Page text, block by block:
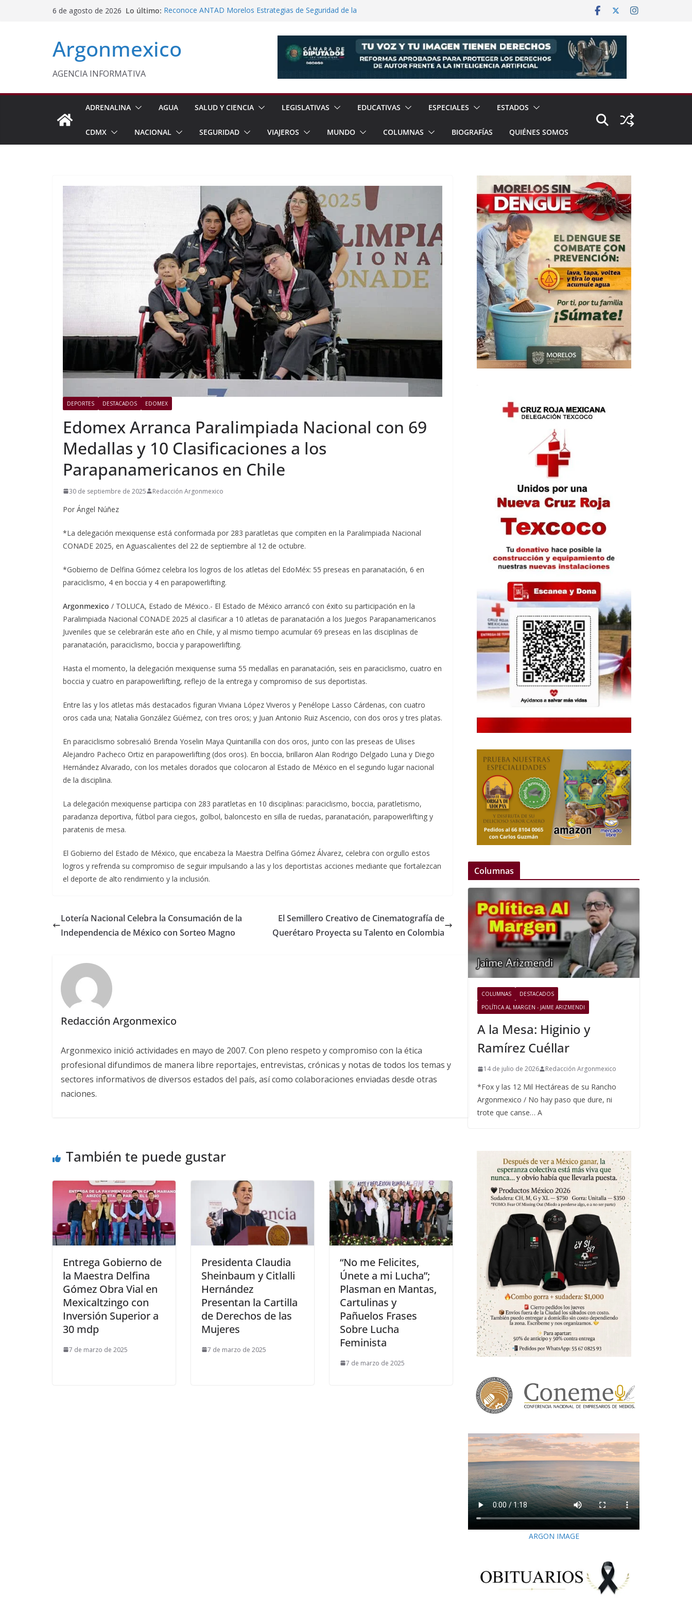
6 de agosto de 2026 Lo último: Reconoce ANTAD Morelos Estrategias de Seguridad de la
Vinculan a Proceso a Cuatro Sujetos por Robo Violento de
Javier Saldaña Fortalece Aspiración con Multitudinario Evento
Argonmexico
AGENCIA INFORMATIVA
ADRENALINA AGUA SALUD Y CIENCIA LEGISLATIVAS EDUCATIVAS ESPECIALES ESTADOS
CDMX NACIONAL SEGURIDAD VIAJEROS MUNDO COLUMNAS BIOGRAFÍAS QUIÉNES SOMOS
DEPORTES DESTACADOS EDOMEX
Edomex Arranca Paralimpiada Nacional con 69
Medallas y 10 Clasificaciones a los
Parapanamericanos en Chile
30 de septiembre de 2025 Redacción Argonmexico
Por Ángel Núñez
*La delegación mexiquense está conformada por 283 paratletas que compiten en la Paralimpiada Nacional
CONADE 2025, en Aguascalientes del 22 de septiembre al 12 de octubre.
*Gobierno de Delfina Gómez celebra los logros de los atletas del EdoMéx: 55 preseas en paranatación, 6 en
paraciclismo, 4 en boccia y 4 en parapowerlifting.
Argonmexico / TOLUCA, Estado de México.- El Estado de México arrancó con éxito su participación en la
Paralimpiada Nacional CONADE 2025 al clasificar a 10 atletas de paranatación a los Juegos Parapanamericanos
Juveniles que se celebrarán este año en Chile, y al mismo tiempo acumular 69 preseas en las disciplinas de
paranatación, paraciclismo, boccia y parapowerlifting.
Hasta el momento, la delegación mexiquense suma 55 medallas en paranatación, seis en paraciclismo, cuatro en
boccia y cuatro en parapowerlifting, reflejo de la entrega y compromiso de sus deportistas.
Entre las y los atletas más destacados figuran Viviana López Viveros y Penélope Lasso Cárdenas, con cuatro
oros cada una; Natalia González Güémez, con tres oros; y Juan Antonio Ruiz Ascencio, con dos oros y tres platas.
En paraciclismo sobresalió Brenda Yoselin Maya Quintanilla con dos oros, junto con las preseas de Ulises
Alejandro Pacheco Ortiz en parapowerlifting (dos oros). En boccia, brillaron Alan Rodrigo Delgado Luna y Diego
Hernández Alvarado, con los metales dorados que colocaron al Estado de México en el segundo lugar nacional
de la disciplina.
La delegación mexiquense participa con 283 paratletas en 10 disciplinas: paraciclismo, boccia, paratletismo,
paradanza deportiva, fútbol para ciegos, golbol, baloncesto en silla de ruedas, paranatación, parapowerlifting y
paratenis de mesa.
El Gobierno del Estado de México, que encabeza la Maestra Delfina Gómez Álvarez, celebra con orgullo estos
logros y refrenda su compromiso de seguir impulsando a las y los deportistas acciones mediante que fortalezcan
el deporte de alto rendimiento y la inclusión.
Lotería Nacional Celebra la Consumación de la
Independencia de México con Sorteo Magno
El Semillero Creativo de Cinematografía de
Querétaro Proyecta su Talento en Colombia
Redacción Argonmexico
Argonmexico inició actividades en mayo de 2007. Con pleno respeto y compromiso con la ética
profesional difundimos de manera libre reportajes, entrevistas, crónicas y notas de todos los temas y
sectores informativos de diversos estados del país, así como colaboraciones enviadas desde otras
naciones.
También te puede gustar
Entrega Gobierno de
la Maestra Delfina
Gómez Obra Vial en
Mexicaltzingo con
Inversión Superior a
30 mdp
7 de marzo de 2025
Presidenta Claudia
Sheinbaum y Citlalli
Hernández
Presentan la Cartilla
de Derechos de las
Mujeres
7 de marzo de 2025
“No me Felicites,
Únete a mi Lucha”;
Plasman en Mantas,
Cartulinas y
Pañuelos Frases
Sobre Lucha
Feminista
7 de marzo de 2025
Columnas
COLUMNAS
DESTACADOS
POLÍTICA AL MARGEN - JAIME ARIZMENDI
A la Mesa: Higinio y
Ramírez Cuéllar
14 de julio de 2026 Redacción Argonmexico
*Fox y las 12 Mil Hectáreas de su Rancho
Argonmexico / No hay paso que dure, ni
trote que canse… A
ARGON IMAGE